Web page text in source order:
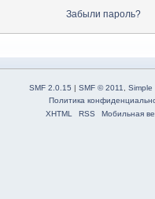
Забыли пароль?
SMF 2.0.15 | SMF © 2011
Simple
Политика
XHTML
RSS Мобильная